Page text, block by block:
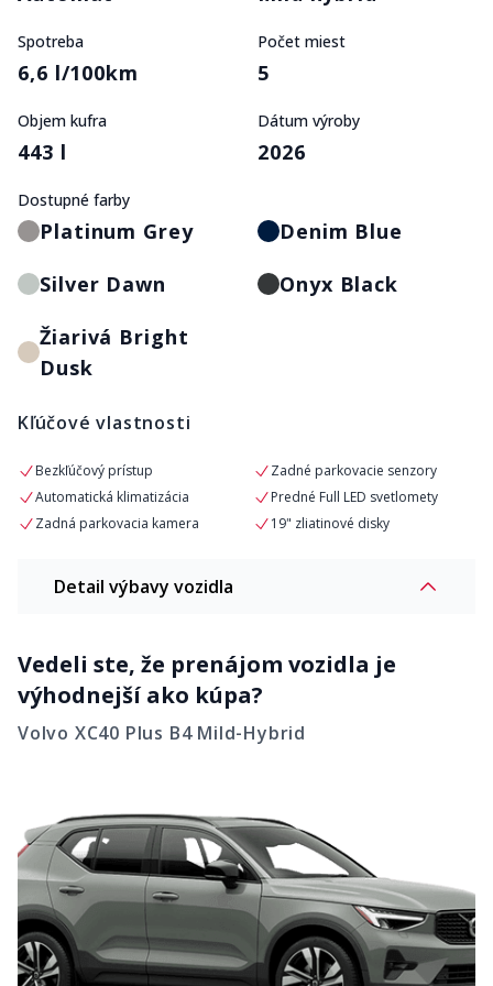
Spotreba
6,6 l/100km
Počet miest
5
Objem kufra
443 l
Dátum výroby
2026
Dostupné farby
Platinum Grey
Denim Blue
Silver Dawn
Onyx Black
Žiarivá Bright
Dusk
Kľúčové vlastnosti
Bezkľúčový prístup
Zadné parkovacie senzory
Automatická klimatizácia
Predné Full LED svetlomety
Zadná parkovacia kamera
19" zliatinové disky
Detail výbavy vozidla
Komfort
Vyhrievané predné sedadlá
Vyhrievaný volant
Elektricky sklopné hlavové
opierky vzadu
Dvojzónová klimatizácia
Senzor vlhkosti vzduchu
12,3 palcový displej vodiča
Bluetooth
Bezdrôtové nabíjanie telefónu
9 palcový stredový displej
Vedeli ste, že prenájom vozidla je
výhodnejší ako kúpa?
Volvo XC40 Plus B4 Mild-Hybrid